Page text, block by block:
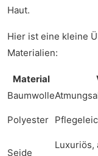
Haut.
Hier ist eine kleine
Materialien:
Material
Baumwolle
Polyester
Seide
Luxuriös,